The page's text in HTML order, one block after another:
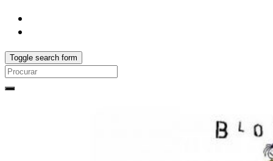
Toggle search form
Search